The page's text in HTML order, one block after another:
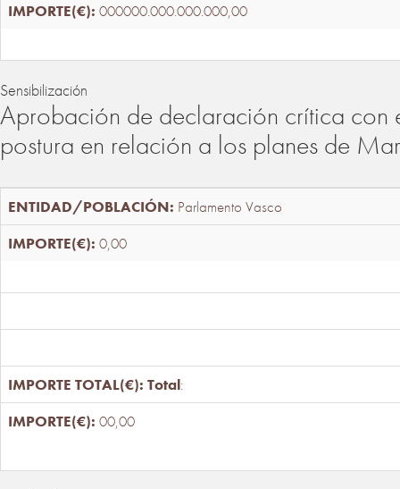
000000.000.000.000,00
Sensibilización
Aprobación de declaración crítica con
postura en relación a los planes de
Parlamento Vasco
0,00
Total:
00,00